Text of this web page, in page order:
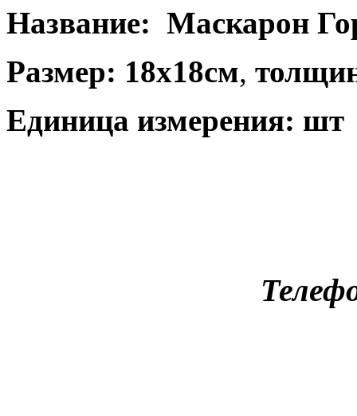
Название: Маскарон
Размер: 18х18см,
Единица измерения: шт